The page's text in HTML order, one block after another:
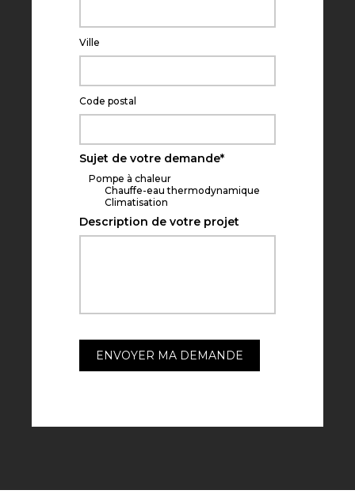
Ville
Code postal
Sujet de votre demande*
Pompe à chaleur
Chauffe-eau thermodynamique
Climatisation
Description de votre projet